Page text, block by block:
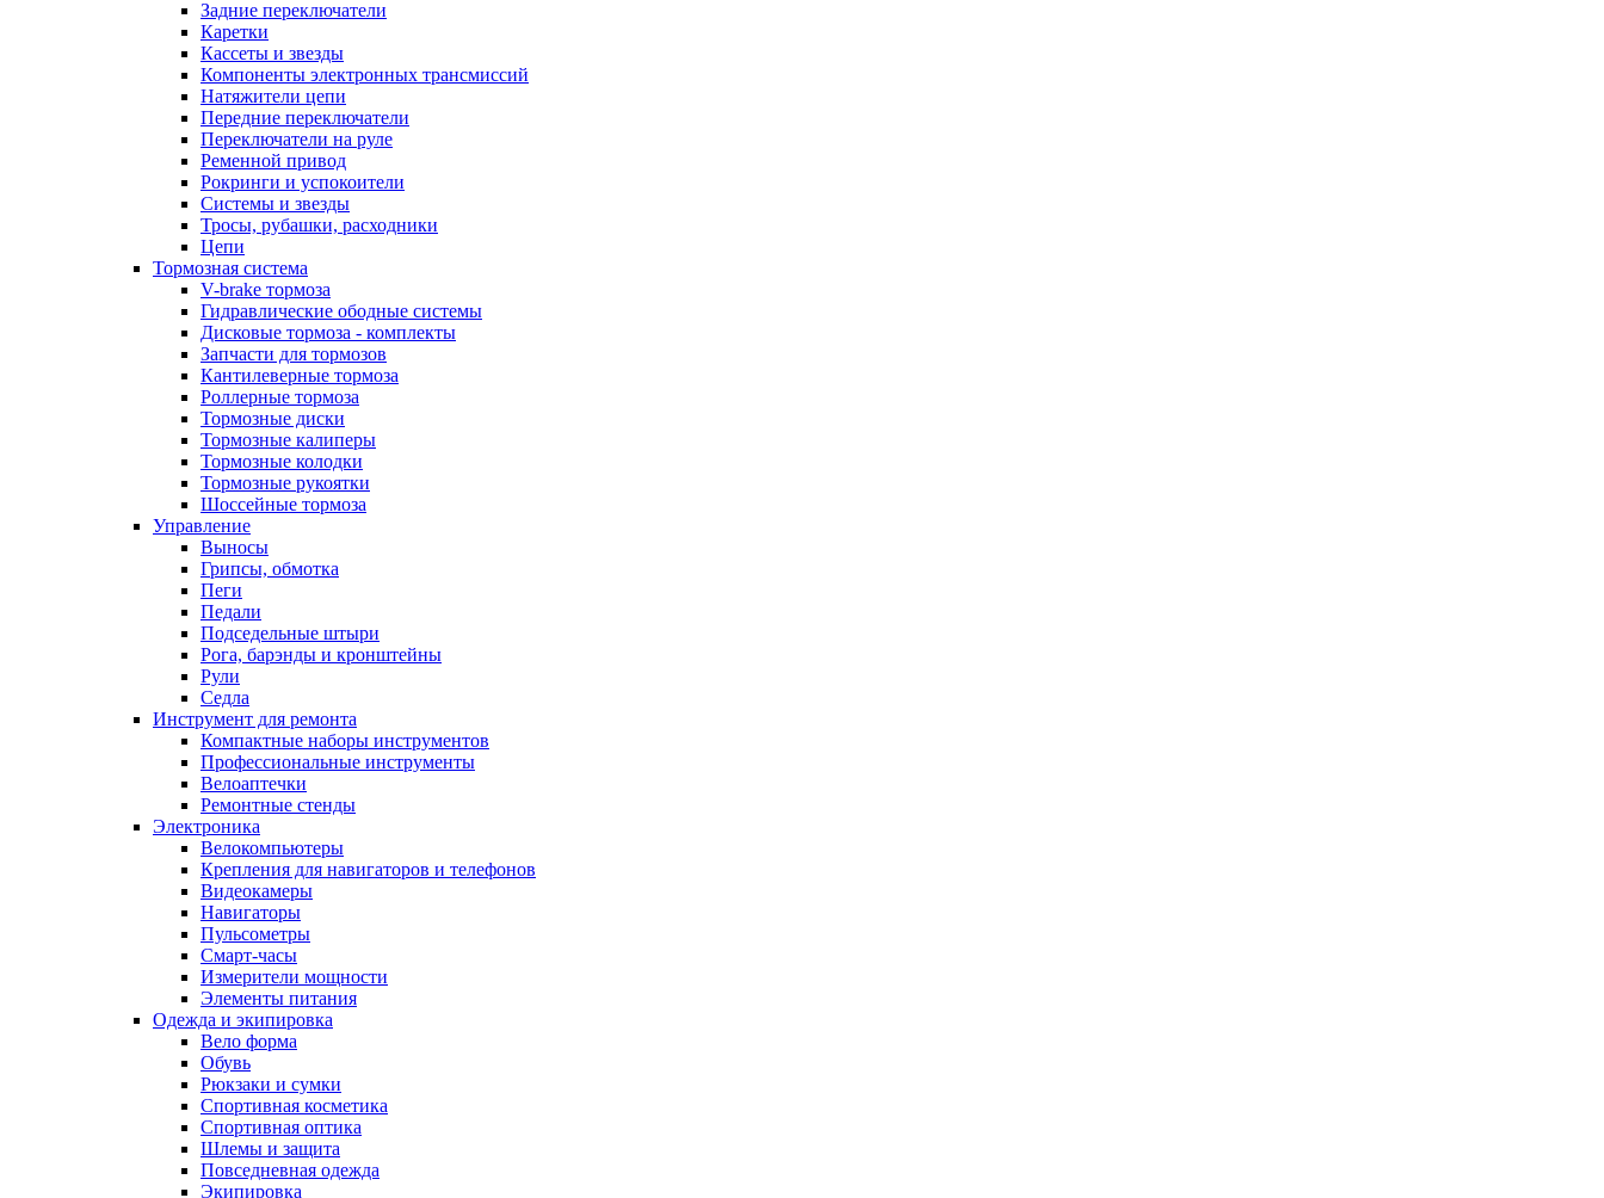
Задние переключатели
Каретки
Кассеты и звезды
Компоненты электронных трансмиссий
Натяжители цепи
Передние переключатели
Переключатели на руле
Ременной привод
Рокринги и успокоители
Системы и звезды
Тросы, рубашки, расходники
Цепи
Тормозная система
V-brake тормоза
Гидравлические ободные системы
Дисковые тормоза - комплекты
Запчасти для тормозов
Кантилеверные тормоза
Роллерные тормоза
Тормозные диски
Тормозные калиперы
Тормозные колодки
Тормозные рукоятки
Шоссейные тормоза
Управление
Выносы
Грипсы, обмотка
Пеги
Педали
Подседельные штыри
Рога, барэнды и кронштейны
Рули
Седла
Инструмент для ремонта
Компактные наборы инструментов
Профессиональные инструменты
Велоаптечки
Ремонтные стенды
Электроника
Велокомпьютеры
Крепления для навигаторов и телефонов
Видеокамеры
Навигаторы
Пульсометры
Смарт-часы
Измерители мощности
Элементы питания
Одежда и экипировка
Вело форма
Обувь
Рюкзаки и сумки
Спортивная косметика
Спортивная оптика
Шлемы и защита
Повседневная одежда
Экипировка